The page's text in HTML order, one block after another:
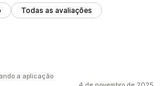
Todas as avaliações
a aplicação